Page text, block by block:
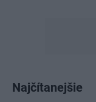
Najčítanejšie